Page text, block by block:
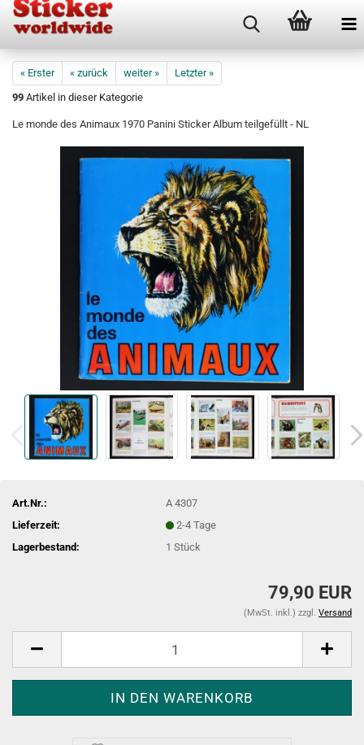
« Erster « zurück weiter »
Letzter »
99 Artikel in dieser Kategorie
Le monde des Animaux 1970 Panini Sticker Album teilgefüllt - NL
Art.Nr.:
A 4307
Lieferzeit:
2-4 Tage
Lagerbestand:
1Stück
79,90 EUR
(MwSt. inkl.) zzgl. Versand